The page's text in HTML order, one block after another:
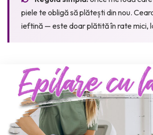
piele te obligă să plătești din nou.
ieftină — este doar plătită în rate mici,